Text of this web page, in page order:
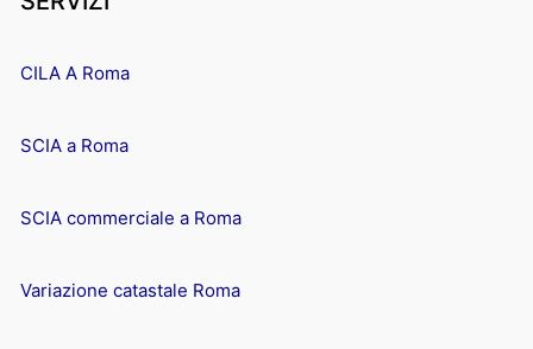
CILA A Roma
SCIA a Roma
SCIA commerciale a Roma
Variazione catastale Roma